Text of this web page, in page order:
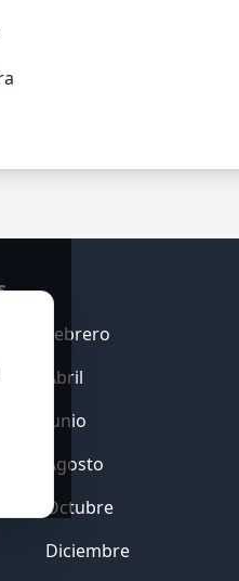
Febrero
Abril
Junio
Agosto
Octubre
Diciembre